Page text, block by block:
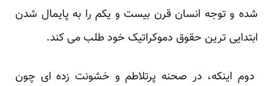
شده و توجه انسان قرن بیست و یکم را به پایمال شدن
ابتدایی ترین حقوق دموکراتیک خود طلب می کند.
دوم اینکه، در صحنه پرتلاطم و خشونت زده ای چون